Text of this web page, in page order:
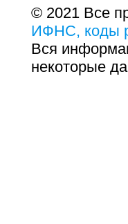
© 2021 Все
ИФНС, коды
Вся
некоторые